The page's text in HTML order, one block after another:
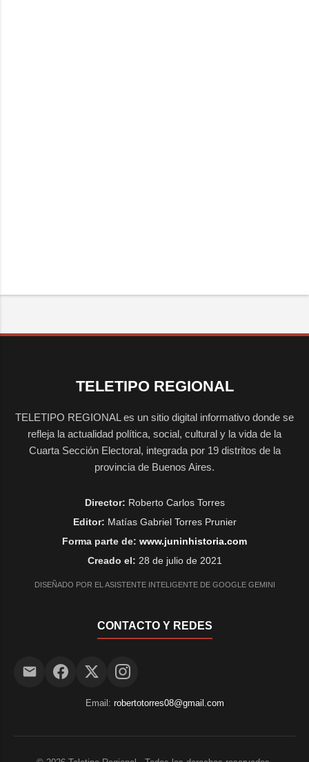
TELETIPO REGIONAL
TELETIPO REGIONAL es un sitio digital informativo donde se
refleja la actualidad política, social, cultural y la vida de la
Cuarta Sección Electoral, integrada por 19 distritos de la
provincia de Buenos Aires.
Director: Roberto Carlos Torres
Editor: Matías Gabriel Torres Prunier
Forma parte de: www.juninhistoria.com
Creado el: 28 de julio de 2021
DISEÑADO POR EL ASISTENTE INTELIGENTE DE GOOGLE GEMINI
CONTACTO Y REDES
Email: robertotorres08@gmail.com